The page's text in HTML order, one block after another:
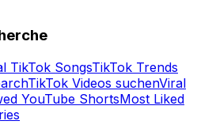
TikTok SongsTikTok Trends
TikTok Videos suchenViral
YouTube ShortsMost Liked